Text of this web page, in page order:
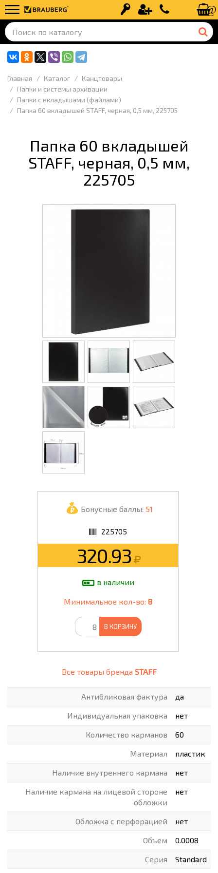
Вход Регистрация+7 (499) 110-
Главная Каталог
Канцтовары
Папки и системы архивации
Папки с вкладышами (файлами)
Папка 60 вкладышей STAFF, черная, 0,5 мм, 225705
Папка 60 вкладышей
STAFF, черная, 0,5 мм,
225705
Бонусные баллы: 51
225705
320.93
в наличии
Минимальное кол-во: 8
В КОРЗИНУ
Все товары бренда STAFF
Антибликовая фактура да
Индивидуальная упаковка нет
Количество карманов 60
Материал пластик
Наличие внутреннего кармана нет
Наличие кармана на лицевой стороне
обложки
нет
Обложка с перфорацией нет
Объем 0.0008
Серия Standard